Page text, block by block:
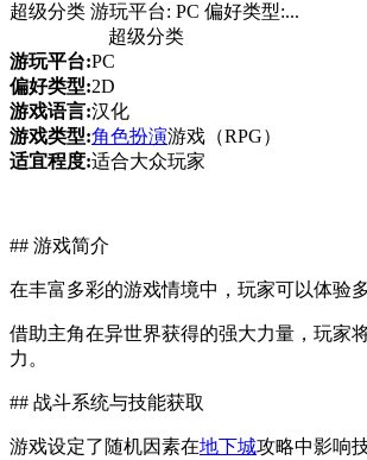
超级分类 游玩平台: PC 偏好类型:...
超级分类
游玩平台:PC
偏好类型:2D
游戏语言:汉化
游戏类型:角色扮演游戏（RPG）
适宜程度:适合大众玩家
## 游戏简介
在丰富多彩的游戏情境中，玩家可以体验
借助主角在异世界获得的强大力量，玩家
力。
## 战斗系统与技能获取
游戏设定了随机因素在地下城攻略中影响